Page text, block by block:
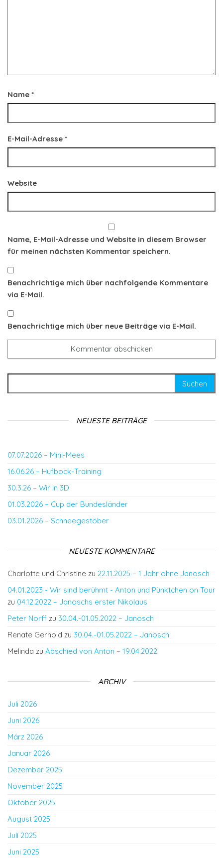
Name *
E-Mail-Adresse *
Website
Name, E-Mail-Adresse und Website in diesem Browser
für meinen nächsten Kommentar speichern.
Benachrichtige mich über nachfolgende Kommentare
via E-Mail.
Benachrichtige mich über neue Beiträge via E-Mail.
NEUESTE BEITRÄGE
07.07.2026 – Mini-Mees
16.06.26 – Hufbock-Training
30.3.26 – Wir in 3D
01.03.2026 – Cup der Bundesländer
03.01.2026 – Schneegestöber
NEUESTE KOMMENTARE
Charlotte und Christine zu 22.11.2025 – 1 Jahr ohne Janosch
04.01.2023 - Wir sind berühmt - Anton und Pünktchen on Tour
zu 04.12.2022 – Janoschs erster Nikolaus
Peter Norff zu 30.04.-01.05.2022 – Janosch
Renate Gerhold zu 30.04.-01.05.2022 – Janosch
Melinda zu Abschied von Anton – 19.04.2022
ARCHIV
Juli 2026
Juni 2026
März 2026
Januar 2026
Dezember 2025
November 2025
Oktober 2025
August 2025
Juli 2025
Juni 2025